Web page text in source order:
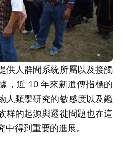
供人群間系統所屬以及接觸
，近 10 年來新遺傳指標的
人類學研究的敏感度以及鑑
群的起源與遷徙問題也在這
得到重要的進展。